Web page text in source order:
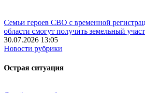
Семьи героев СВО с временной
области смогут получить земельный
30.07.2026 13:05
Новости рубрики
Острая ситуация